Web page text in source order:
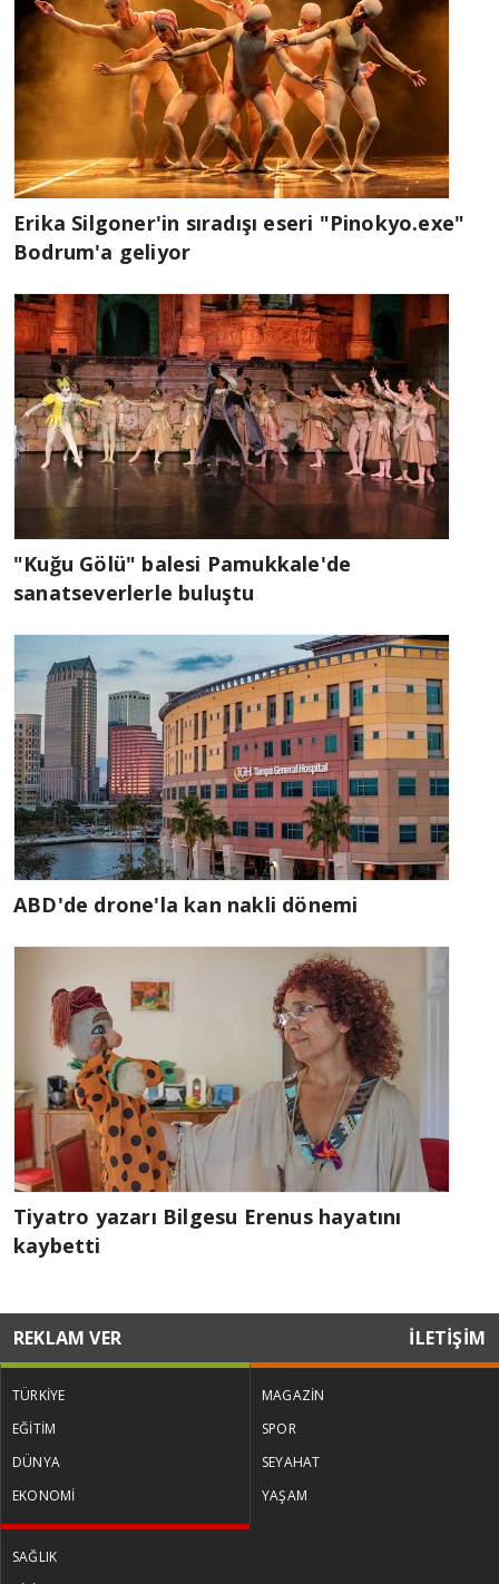
Erika Silgoner'in sıradışı eseri "Pinokyo.exe"
Bodrum'a geliyor
"Kuğu Gölü" balesi Pamukkale'de
sanatseverlerle buluştu
ABD'de drone'la kan nakli dönemi
Tiyatro yazarı Bilgesu Erenus hayatını
kaybetti
REKLAM VER İLETİŞİM
TÜRKİYE
EĞİTİM
DÜNYA
EKONOMİ
MAGAZİN
SPOR
SEYAHAT
YAŞAM
SAĞLIK